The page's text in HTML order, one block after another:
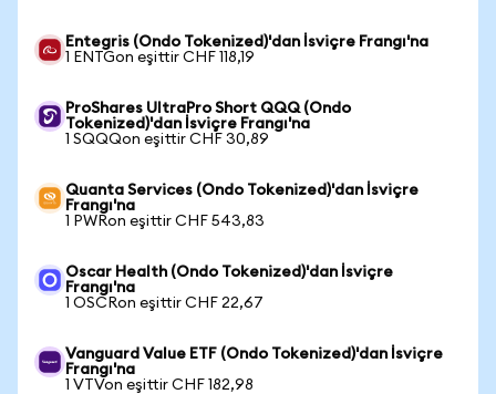
Entegris (Ondo Tokenized)'dan İsviçre Frangı'na
1 ENTGon eşittir CHF 118,19
ProShares UltraPro Short QQQ (Ondo
Tokenized)'dan İsviçre Frangı'na
1 SQQQon eşittir CHF 30,89
Quanta Services (Ondo Tokenized)'dan İsviçre
Frangı'na
1 PWRon eşittir CHF 543,83
Oscar Health (Ondo Tokenized)'dan İsviçre
Frangı'na
1 OSCRon eşittir CHF 22,67
Vanguard Value ETF (Ondo Tokenized)'dan İsviçre
Frangı'na
1 VTVon eşittir CHF 182,98